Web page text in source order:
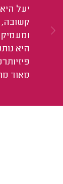
יעל
קשובה,
היא
מאוד